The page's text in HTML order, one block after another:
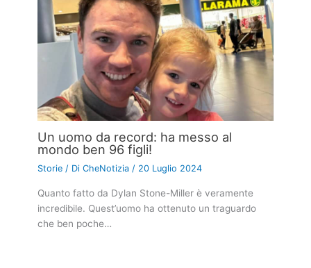
Un uomo da record: ha messo al
mondo ben 96 figli!
Storie / DiCheNotizia / 20 Luglio 2024
Quanto fatto da Dylan Stone-Miller è veramente
incredibile. Quest’uomo ha ottenuto un traguardo
che ben poche…